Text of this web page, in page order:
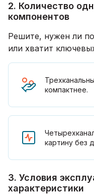
2. Количество
компонентов
Решите, нужен ли
или хватит
компактнее.
картину без
3. Условия
характеристики